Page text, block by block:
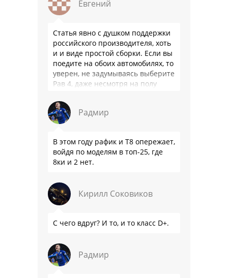
Евгений
Статья явно с душком поддержки
российского производителя, хоть
и и виде простой сборки. Если вы
поедите на обоих автомобилях, то
уверен, не задумываясь выберите
Рав 4, даже несмотря на полу
Радмир
В этом году рафик и Т8 опережает,
войдя по моделям в топ-25, где
8ки и 2 нет.
Кирилл Соковиков
С чего вдруг? И то, и то класс D+.
Радмир